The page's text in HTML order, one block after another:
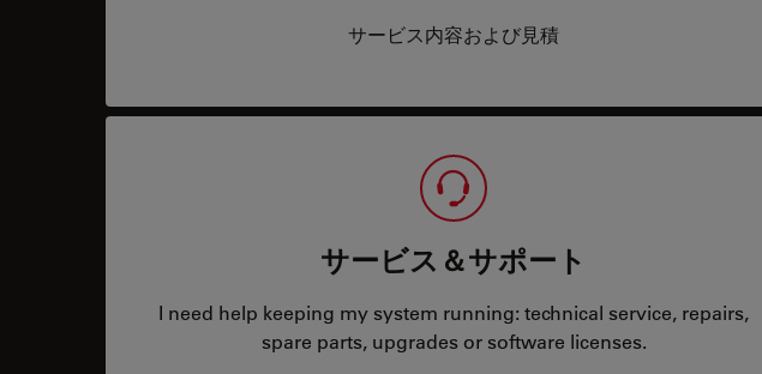
サービス内容および見積
サービス＆サポート
I need help keeping my system running: technical service, repairs,
spare parts, upgrades or software licenses.